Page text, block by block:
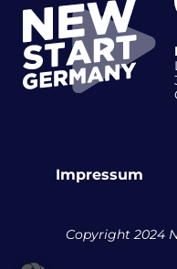
Impressum
Copyright 2024